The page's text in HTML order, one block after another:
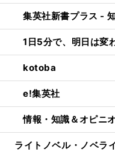
集英社新書プラス -
1日5分で、明日は変
kotoba
e!集英社
情報・知識＆オピニ
ライトノベル・ノベラ